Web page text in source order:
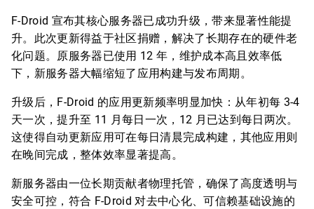
F-Droid 宣布其核心服务器已成功升级，带来显著性能提
升。此次更新得益于社区捐赠，解决了长期存在的硬件老
化问题。原服务器已使用 12 年，维护成本高且效率低
下，新服务器大幅缩短了应用构建与发布周期。
升级后，F-Droid 的应用更新频率明显加快：从年初每 3-4
天一次，提升至 11 月每日一次，12 月已达到每日两次。
这使得自动更新应用可在每日清晨完成构建，其他应用则
在晚间完成，整体效率显著提高。
新服务器由一位长期贡献者物理托管，确保了高度透明与
安全可控，符合 F-Droid 对去中心化、可信赖基础设施的